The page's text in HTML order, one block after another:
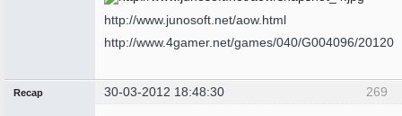
http://www.junosoft.net/aow.html
http://www.4gamer.net/games/040/G004096/
269
Recap 30-03-2012 18:48:30